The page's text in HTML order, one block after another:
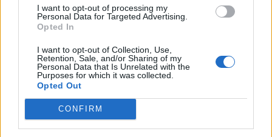
I want to opt-out of processing my
Personal Data for Targeted Advertising.
Opted In
I want to opt-out of Collection, Use,
Retention, Sale, and/or Sharing of my
Personal Data that Is Unrelated with the
Purposes for which it was collected.
Opted Out
CONFIRM